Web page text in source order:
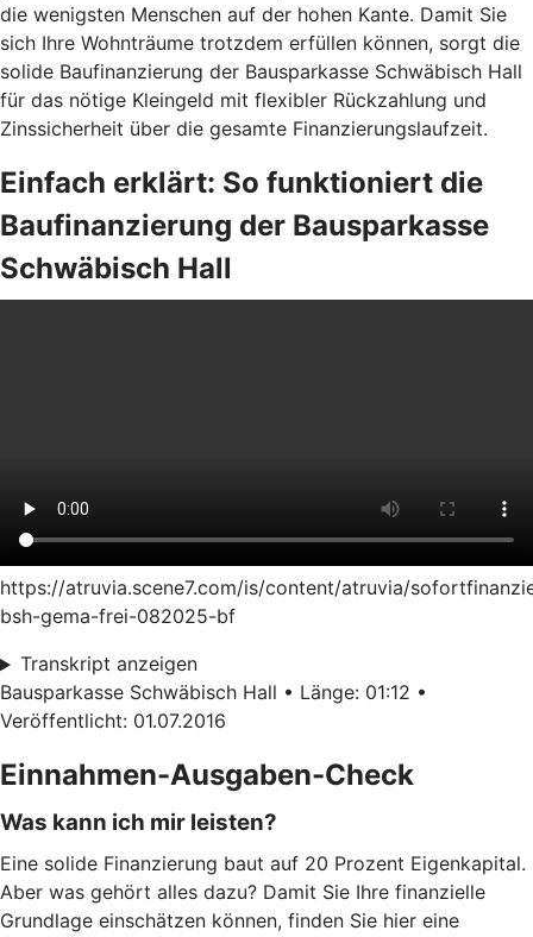
die wenigsten Menschen auf der hohen Kante. Damit Sie
sich Ihre Wohnträume trotzdem erfüllen können, sorgt die
solide Baufinanzierung der Bausparkasse Schwäbisch Hall
für das nötige Kleingeld mit flexibler Rückzahlung und
Zinssicherheit über die gesamte Finanzierungslaufzeit.
Einfach erklärt: So funktioniert die
Baufinanzierung der Bausparkasse
Schwäbisch Hall
https://atruvia.scene7.com/is/content/atruvia/
bsh-gema-frei-082025-bf
Transkript anzeigen
Bausparkasse Schwäbisch Hall • Länge: 01:12 •
Veröffentlicht: 01.07.2016
Einnahmen-Ausgaben-Check
Was kann ich mir leisten?
Eine solide Finanzierung baut auf 20 Prozent Eigenkapital.
Aber was gehört alles dazu? Damit Sie Ihre finanzielle
Grundlage einschätzen können, finden Sie hier eine